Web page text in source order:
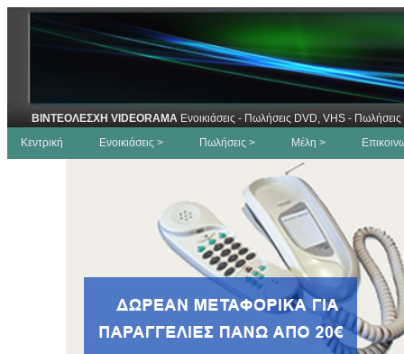
ΒΙΝΤΕΟΛΕΣΧΗ VIDEORAMA Ενοικιάσεις - Πωλήσεις DVD, VHS -
Κεντρική
Ενοικιάσεις > Πωλήσεις > Μέλη >